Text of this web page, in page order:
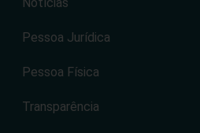
Notícias
Pessoa Jurídica
Pessoa Física
Transparência